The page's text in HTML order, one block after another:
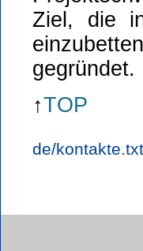
Ziel, die
gegründet.
↑TOP
de/kontakte.txt